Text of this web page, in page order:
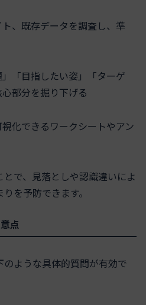
、既存データを調査し、準
「目指したい姿」「ターゲ
部分を掘り下げる
化できるワークシートやアン
で、見落としや認識違いによ
を予防できます。
点
ような具体的質問が有効で